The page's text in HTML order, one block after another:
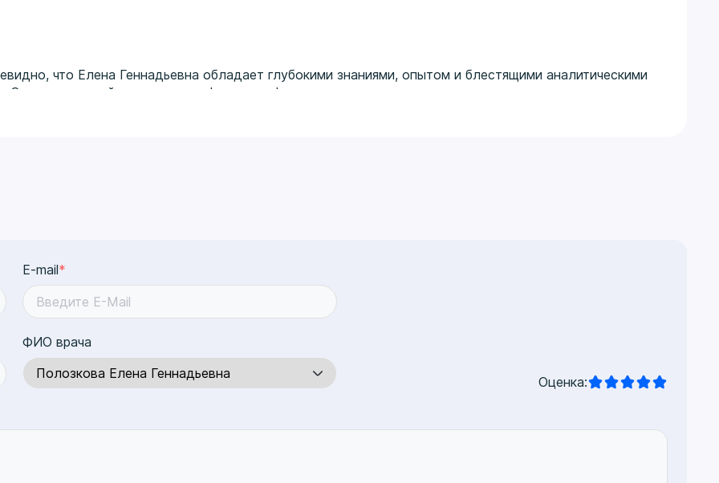
что Елена Геннадьевна обладает глубокими знаниями, опытом и блестящими аналитическими
человек и профессионал!
E-mail*
ФИО врача
Оценка: